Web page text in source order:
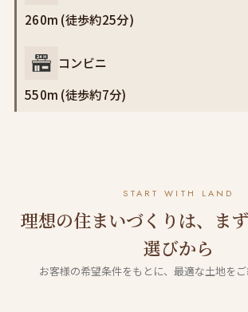
260m (徒歩約25分)
コンビニ
550m (徒歩約7分)
START WITH LAND
理想の住まいづくりは、ま
選びから
お客様の希望条件をもとに、最適な土地をご